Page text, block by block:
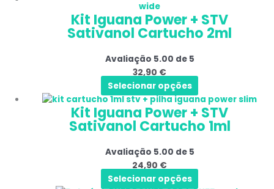
Kit Iguana Power + STV
Sativanol Cartucho 2ml
Avaliação 5.00 de 5
32,90 €
Selecionar opções
Kit Iguana Power + STV
Sativanol Cartucho 1ml
Avaliação 5.00 de 5
24,90 €
Selecionar opções